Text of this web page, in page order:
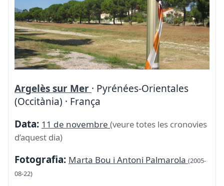
Argelès sur Mer · Pyrénées-Orientales
(Occitània) · França
Data: 11 de novembre (veure totes les cronovies
d’aquest dia)
Fotografia: Marta Bou i Antoni Palmarola (2005-
08-22)